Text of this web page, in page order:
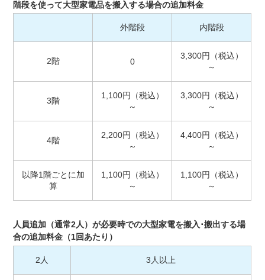
階段を使って大型家電品を搬入する場合の追加料金
外階段 内階段
2階 0
3,300円（税込）
～
3階
1,100円（税込）
～
3,300円（税込）
～
4階
2,200円（税込）
～
4,400円（税込）
～
以降1階ごとに加
算
1,100円（税込）
～
1,100円（税込）
～
人員追加（通常2人）が必要時での大型家電を搬入･搬出する場
合の追加料金（1回あたり）
2人 3人以上